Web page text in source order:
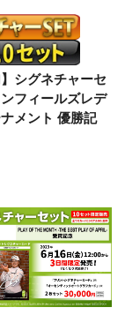
】シグネチャーセ
フィールズレデ
メント 優勝記